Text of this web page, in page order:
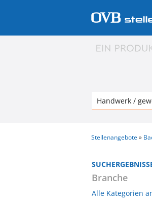
Stellenangebote
Branche
Alle Kategorien